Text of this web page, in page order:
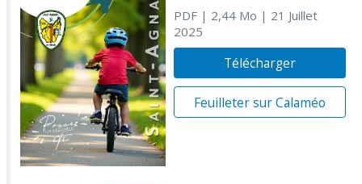
PDF| 2,44 Mo | 21 Juillet
2025
Télécharger
Feuilleter sur Calaméo